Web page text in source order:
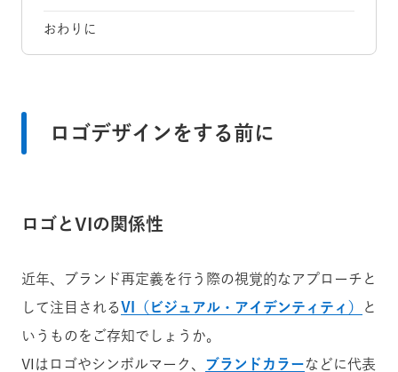
おわりに
ロゴデザインをする前に
ロゴとVIの関係性
近年、ブランド再定義を行う際の視覚的なアプローチと
して注目されるVI（ビジュアル・アイデンティティ）
と
いうものをご存知でしょうか。
VIはロゴやシンボルマーク、 ブランドカラーなどに代表